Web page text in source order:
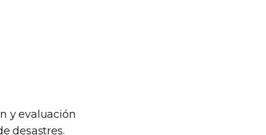
y evaluación
desastres.